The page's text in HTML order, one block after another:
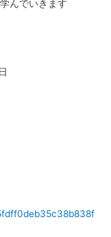
んでいきます